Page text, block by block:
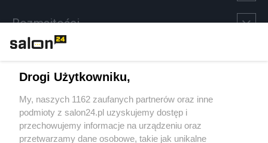
Rozmaitości
Sport
Społeczeństwo
Drogi Użytkowniku,
My, naszych 1162 zaufanych partnerów oraz inne
podmioty z salon24.pl uzyskujemy dostęp i
przechowujemy informacje na urządzeniu oraz
przetwarzamy dane osobowe, takie jak unikalne